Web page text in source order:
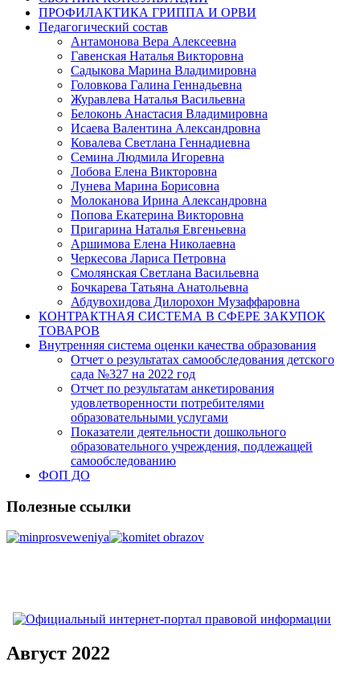
ПРОФИЛАКТИКА ГРИППА И ОРВИ
Педагогический состав
Антамонова Вера Алексеевна
Гавенская Наталья Викторовна
Садыкова Марина Владимировна
Головкова Галина Геннадьевна
Журавлева Наталья Васильевна
Белоконь Анастасия Владимировна
Исаева Валентина Александровна
Ковалева Светлана Геннадиевна
Семина Людмила Игоревна
Лобова Елена Викторовна
Лунева Марина Борисовна
Молоканова Ирина Александровна
Попова Екатерина Викторовна
Пригарина Наталья Евгеньевна
Аршимова Елена Николаевна
Черкесова Лариса Петровна
Смолянская Светлана Васильевна
Бочкарева Татьяна Анатольевна
Абдувохидова Дилорохон Музаффаровна
КОНТРАКТНАЯ СИСТЕМА В СФЕРЕ ЗАКУПОК
ТОВАРОВ
Внутренняя система оценки качества образования
Отчет о результатах самообследования детского
сада №327 на 2022 год
Отчет по результатам анкетирования
удовлетворенности потребителями
образовательными услугами
Показатели деятельности дошкольного
образовательного учреждения, подлежащей
самообследованию
ФОП ДО
Полезные ссылки
Август 2022